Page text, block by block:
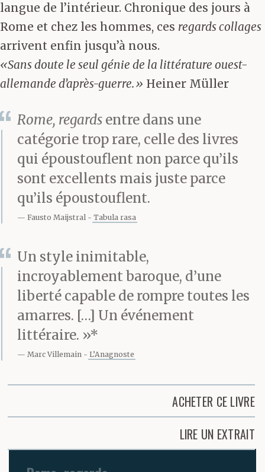
langue de l’intérieur. Chronique des jours à
Rome et chez les hommes, ces regards collages
arrivent enfin jusqu’à nous.
«Sans doute le seul génie de la littérature ouest-
allemande d’après-guerre.» Heiner Müller
Rome, regards entre dans une
catégorie trop rare, celle des livres
qui époustouflent non parce qu’ils
sont excellents mais juste parce
qu’ils époustouflent.
Fausto Maijstral Tabula rasa
Un style inimitable,
incroyablement baroque, d’une
liberté capable de rompre toutes les
amarres. […] Un événement
littéraire. »*
Marc Villemain L’Anagnoste
ACHETER CE LIVRE
LIRE UN EXTRAIT